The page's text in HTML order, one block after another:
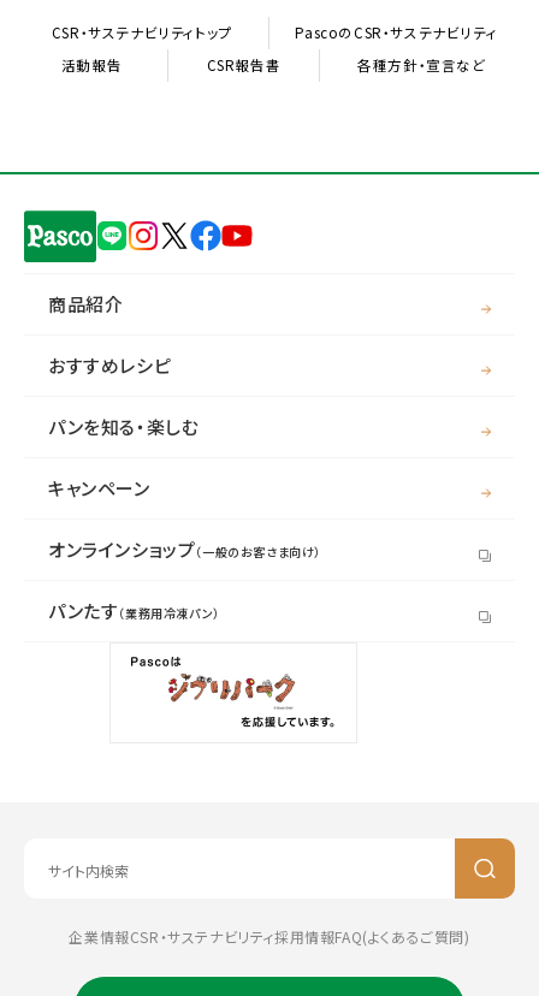
CSR・サステナビリティトップ
PascoのCSR・サステナビリティ
活動報告
CSR報告書 各種方針・宣言など
商品紹介
おすすめレシピ
パンを知る・楽しむ
キャンペーン
オンラインショップ（一般のお客さま向け）
パンたす （業務用冷凍パン）
企業情報CSR・サステナビリティ採用情報FAQ(よくあるご質問)